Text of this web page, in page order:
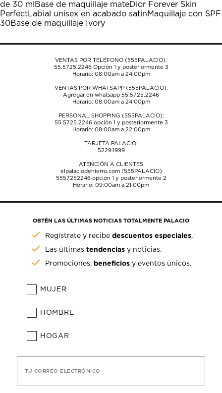
de 30 ml Base de maquillaje mateDior Forever Skin
PerfectLabial unisex en acabado satínMaquillaje con SPF
30Base de maquillaje Ivory
VENTAS POR TELÉFONO (555PALACIO):
55.5725.2246Opción 1 y posteriormente 3
Horario: 08:00am a 24:00pm
VENTAS POR WHATSAPP (555PALACIO):
Agregar en whatsapp 55.5725.2246
Horario: 08:00am a 24:00pm
PERSONAL SHOPPING (555PALACIO):
55.5725.2246opción 1 y posteriormente 3
Horario: 08:00am a 22:00pm
TARJETA PALACIO:
5229.1999
ATENCIÓN A CLIENTES
elpalaciodehierro.com (555PALACIO)
5557252246opción 1 y posteriormente 2
Horario: 09:00am a 21:00pm
OBTÉN LAS ÚLTIMAS NOTICIAS TOTALMENTE PALACIO
Regístrate y recibedescuentos especiales.
Las últimastendencias y noticias.
Promociones, beneficios y eventos únicos.
MUJER
HOMBRE
HOGAR
TU CORREO ELECTRÓNICO